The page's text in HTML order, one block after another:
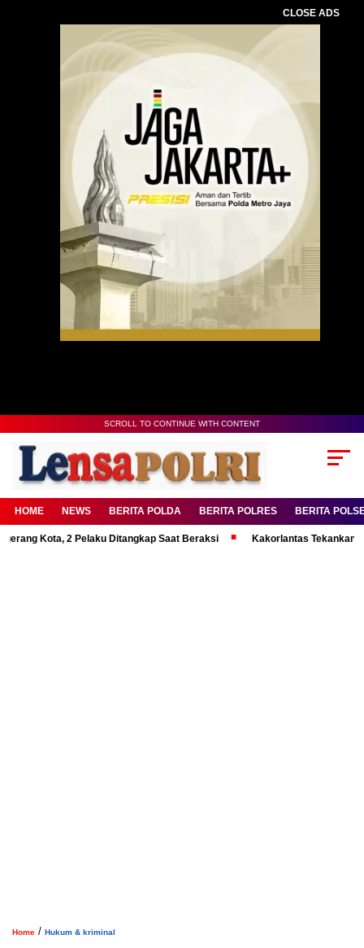
CLOSE ADS
SCROLL TO CONTINUE WITH CONTENT
HOME NEWS BERITA POLDA BERITA POLRES BERITA
2 Pelaku Ditangkap Saat Beraksi Kakorlantas Tekankan Mental
Home / Hukum & kriminal